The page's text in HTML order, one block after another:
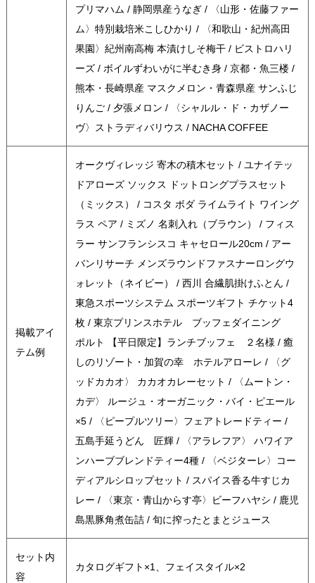
プリマハム / 静岡県産うなぎ / 〈山形・佐藤ファー
ム〉特別栽培米こしひかり / 〈和歌山・紀州高田
果園〉紀州南高梅 本漬けしそ梅干 / ビストロハリ
ーズ / ボイルずわいがに半むき身 / 京都・魚三楼 /
熊本・長崎県産 マスクメロン・青森県産 サンふじ
りんご / 夕張メロン / 〈シャルル・ド・カザノー
ヴ〉ストラディバリウス / NACHA COFFEE
掲載アイ
テム例
オークヴィレッジ 寄木の積木セット / ユナイテッ
ドアローズ ソックス ドットロングプラスセット
（ミックス） / コスタ ボダ ライムライト ワイング
ラス ペア / ミズノ 名刺入れ（ブラウン） / フィス
ラー サンフランシスコ キャセロール20cm / アー
バンリサーチ メンズラウンドファスナーロングウ
ォレット（ネイビー） / 西川 合繊肌掛けふとん /
東急スポーツシステム スポーツギフト チケット4
枚 / 東京プリンスホテル ブッフェダイニング
ポルト 【平日限定】ランチブッフェ ２名様 / 癒
しのリゾート・加賀の幸 ホテルアローレ / 〈グ
ッドカカオ〉 カカオカレーセット / 〈ムートン・
カデ〉 ルージュ・オーガニック・バイ・ピエール
×5 / 〈ピープルツリー〉フェアトレードティー /
五島手延うどん 匠輝 / 〈アラレフア〉 ハワイア
ンハーブブレンドティー4種 / 〈ベジターレ〉コー
ディアルシロップセット / スパイス香る牛すじカ
レー / 〈東京・青山からす亭〉ビーフハヤシ / 鹿児
島黒豚角煮缶詰 / 旬に搾ったとまとジュース
セット内
容
カタログギフト×1、フェイスタイル×2